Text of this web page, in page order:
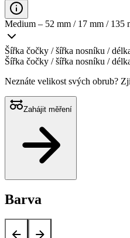
Medium – 52 mm / 17 mm / 135
Šířka čočky / šířka nosníku /
Šířka čočky / šířka nosníku /
Neznáte velikost svých obrub?
Zahájit měření
Barva